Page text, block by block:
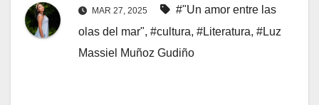
MAR 27, 2025
#"Un amor entre las
olas del mar", #cultura, #Literatura, #Luz
Massiel Muñoz Gudiño